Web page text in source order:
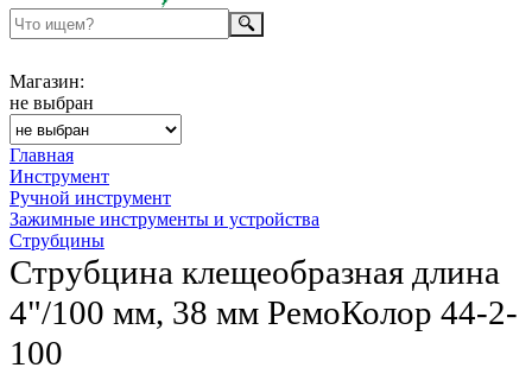
Магазин:
не выбран
Главная
Инструмент
Ручной инструмент
Зажимные инструменты и устройства
Струбцины
Струбцина клещеобразная длина
4"/100 мм, 38 мм РемоКолор 44-2-
100